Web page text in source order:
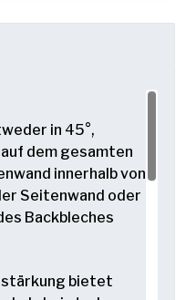
in 45°,
dem gesamten
innerhalb von
Seitenwand oder
Backbleches
bietet